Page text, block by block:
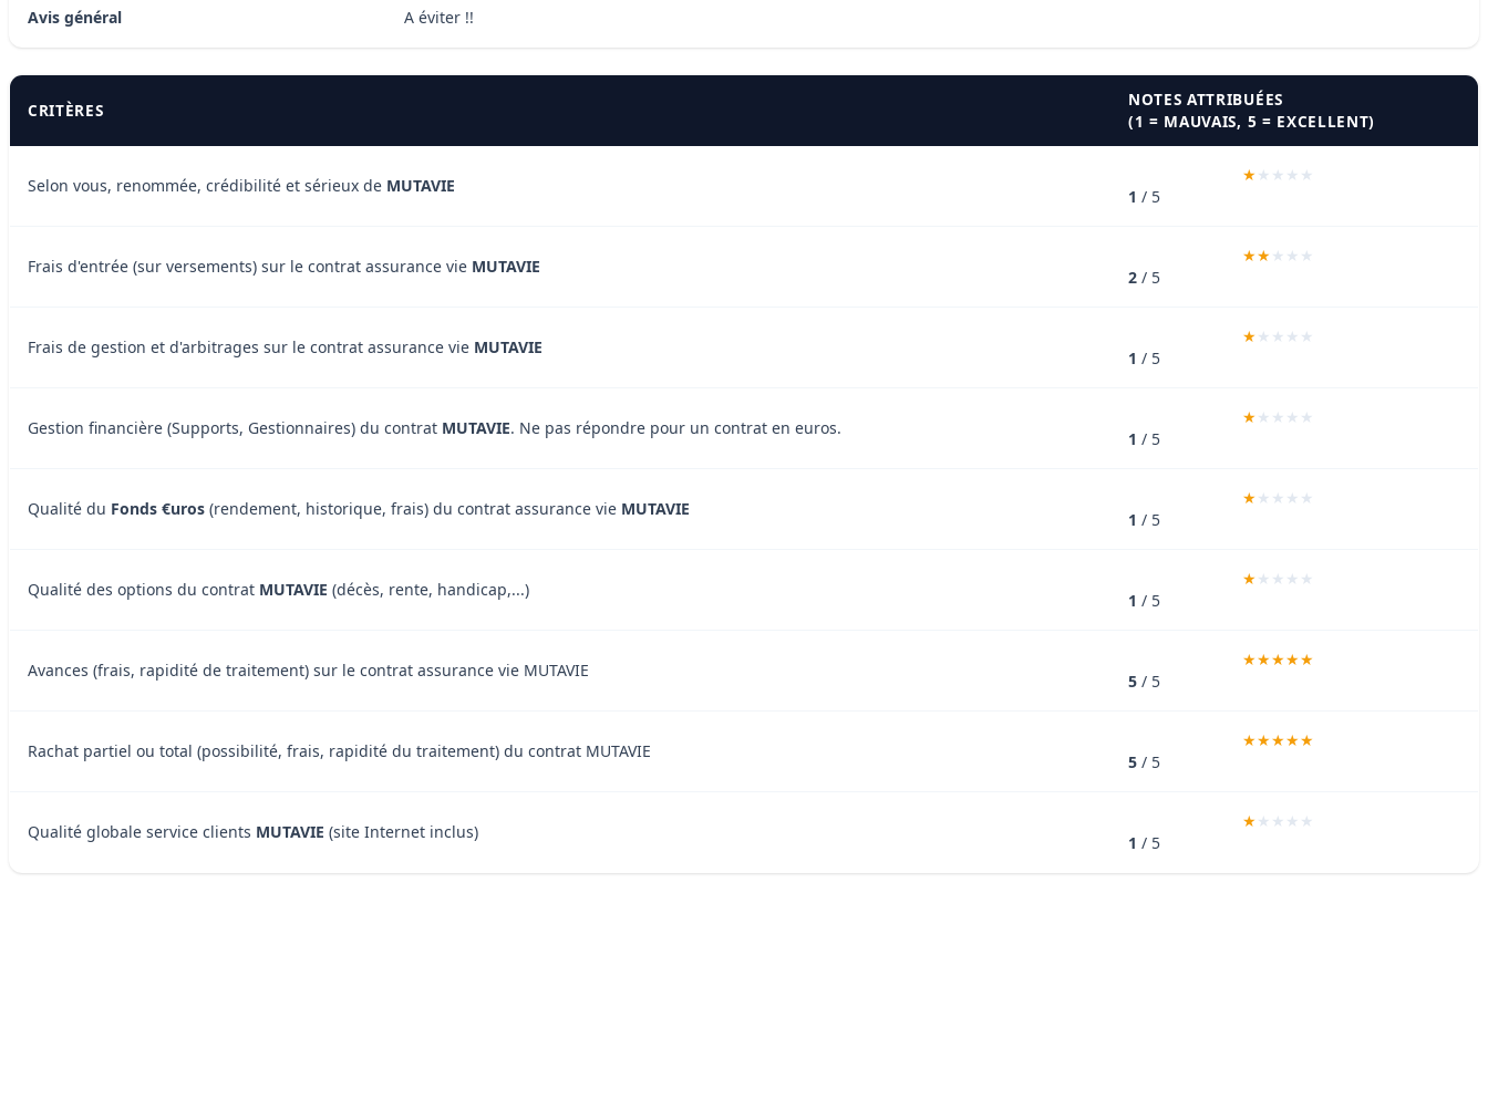
Avis général A éviter !!
CRITÈRES
NOTES ATTRIBUÉES
(1 = MAUVAIS, 5 = EXCELLENT)
Selon vous, renommée, crédibilité et sérieux de MUTAVIE
1 / 5
Frais d'entrée (sur versements) sur le contrat assurance vie MUTAVIE
2 / 5
Frais de gestion et d'arbitrages sur le contrat assurance vie MUTAVIE
1 / 5
Gestion financière (Supports, Gestionnaires) du contrat MUTAVIE. Ne pas répondre pour un contrat en euros.
1 / 5
Qualité du Fonds €uros (rendement, historique, frais) du contrat assurance vie MUTAVIE
1 / 5
Qualité des options du contrat MUTAVIE (décès, rente, handicap,...)
1 / 5
Avances (frais, rapidité de traitement) sur le contrat assurance vie MUTAVIE
5 / 5
Rachat partiel ou total (possibilité, frais, rapidité du traitement) du contrat MUTAVIE
5 / 5
Qualité globale service clients MUTAVIE (site Internet inclus)
1 / 5